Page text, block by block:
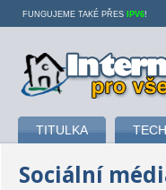
Internet pro
TITULKA
FUNGUJEME TAKÉ PŘES IPV6!
Sociální